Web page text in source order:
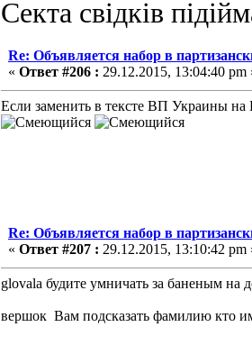
Секта свідків
Re: Объявляется набор в
« Ответ #206 : 29.12.2015, 13:04:40 pm
Если заменить в тексте ВП Украины
Re: Объявляется набор в
« Ответ #207 : 29.12.2015, 13:10:42 pm
glovala будите умничать за баненым на
вершок Вам подсказать фамилию кто